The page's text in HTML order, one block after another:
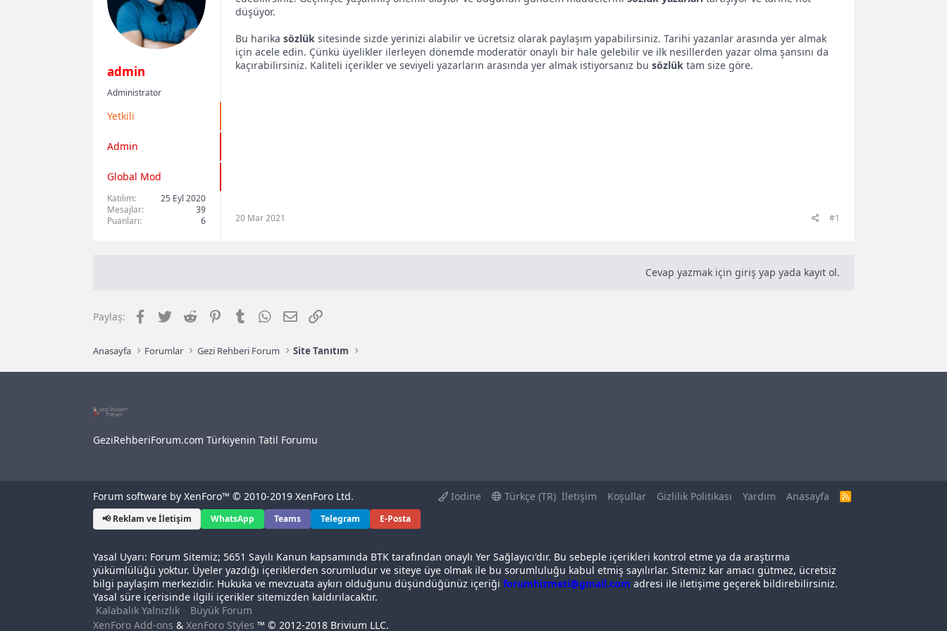
b
a
l
a
n
g
ı
ç
admin
Administrator
Yetkili
Admin
Global Mod
Katılım
25 Eyl 2020
Mesajlar
39
Puanları
6
düşüyor.
Bu harika sözlük sitesinde sizde yerinizi alabilir ve ücretsiz olarak paylaşım yapabilirsiniz. Tarihi yazanlar arasında yer almak
için acele edin. Çünkü üyelikler ilerleyen dönemde moderatör onaylı bir hale gelebilir ve ilk nesillerden yazar olma şansını da
kaçırabilirsiniz. Kaliteli içerikler ve seviyeli yazarların arasında yer almak istiyorsanız bu sözlük tam size göre.
20 Mar 2021 #1
Cevap yazmak için giriş yap yada kayıt ol.
Paylaş: Facebook
TwitterReddit PinterestTumblr WhatsApp
E-postaLink
Anasayfa Forumlar Gezi Rehberi Forum Site Tanıtım
GeziRehberiForum.com Türkiyenin Tatil Forumu
Iodine Türkçe (TR) İletişim Koşullar Gizlilik Politikası Yardım Anasayfa
R
Forum software by XenForo™ © 2010-2019 XenForo Ltd.
📢 Reklam ve İletişim WhatsApp Teams Telegram E-Posta
Yasal Uyarı: Forum Sitemiz; 5651 Sayılı Kanun kapsamında BTK tarafından onaylı Yer Sağlayıcı'dır. Bu sebeple içerikleri kontrol etme ya da araştırma
yükümlülüğü yoktur. Üyeler yazdığı içeriklerden sorumludur ve siteye üye olmak ile bu sorumluluğu kabul etmiş sayılırlar. Sitemiz kar amacı gütmez, ücretsiz
bilgi paylaşım merkezidir. Hukuka ve mevzuata aykırı olduğunu düşündüğünüz içeriği forumhizmeti@gmail.com adresi ile iletişime geçerek bildirebilirsiniz.
Yasal süre içerisinde ilgili içerikler sitemizden kaldırılacaktır.
Kalabalık Yalnızlık
Büyük Forum
XenForo Add-ons & XenForo Styles ™ © 2012-2018 Brivium LLC.